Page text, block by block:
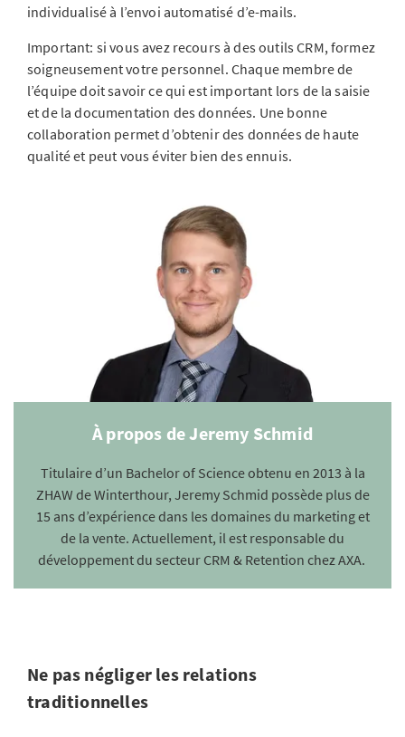
individualisé à l’envoi automatisé d’e-mails.
Important: si vous avez recours à des outils CRM, formez
soigneusement votre personnel. Chaque membre de
l’équipe doit savoir ce qui est important lors de la saisie
et de la documentation des données. Une bonne
collaboration permet d’obtenir des données de haute
qualité et peut vous éviter bien des ennuis.
À propos de Jeremy Schmid
Titulaire d’un Bachelor of Science obtenu en 2013 à la
ZHAW de Winterthour, Jeremy Schmid possède plus de
15 ans d’expérience dans les domaines du marketing et
de la vente. Actuellement, il est responsable du
développement du secteur CRM & Retention chez AXA.
Ne pas négliger les relations
traditionnelles